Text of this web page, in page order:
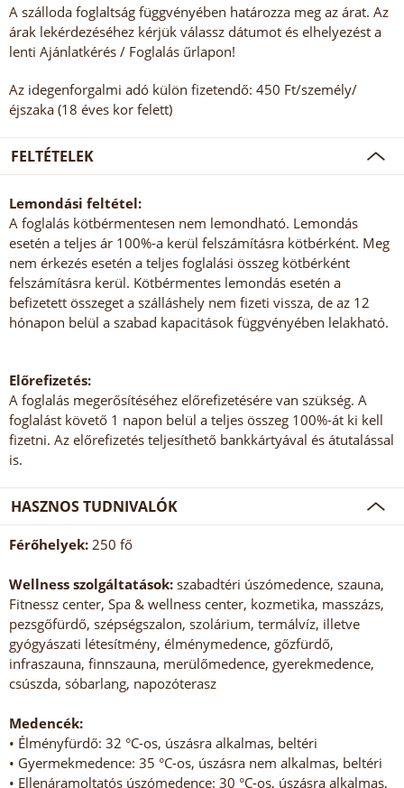
A szálloda foglaltság függvényében határozza meg az árat. Az
árak lekérdezéséhez kérjük válassz dátumot és elhelyezést a
lenti Ajánlatkérés / Foglalás űrlapon!
Az idegenforgalmi adó külön fizetendő: 450 Ft/személy/
éjszaka (18 éves kor felett)
FELTÉTELEK
Lemondási feltétel:
A foglalás kötbérmentesen nem lemondható. Lemondás
esetén a teljes ár 100%-a kerül felszámításra kötbérként. Meg
nem érkezés esetén a teljes foglalási összeg kötbérként
felszámításra kerül. Kötbérmentes lemondás esetén a
befizetett összeget a szálláshely nem fizeti vissza, de az 12
hónapon belül a szabad kapacitások függvényében lelakható.
Előrefizetés:
A foglalás megerősítéséhez előrefizetésére van szükség. A
foglalást követő 1 napon belül a teljes összeg 100%-át ki kell
fizetni. Az előrefizetés teljesíthető bankkártyával és átutalással
is.
HASZNOS TUDNIVALÓK
Férőhelyek: 250 fő
Wellness szolgáltatások: szabadtéri úszómedence, szauna,
Fitnessz center, Spa & wellness center, kozmetika, masszázs,
pezsgőfürdő, szépségszalon, szolárium, termálvíz, illetve
gyógyászati létesítmény, élménymedence, gőzfürdő,
infraszauna, finnszauna, merülőmedence, gyerekmedence,
csúszda, sóbarlang, napozóterasz
Medencék:
• Élményfürdő: 32 °C-os, úszásra alkalmas, beltéri
• Gyermekmedence: 35 °C-os, úszásra nem alkalmas, beltéri
• Ellenáramoltatós úszómedence: 30 °C-os, úszásra alkalmas,